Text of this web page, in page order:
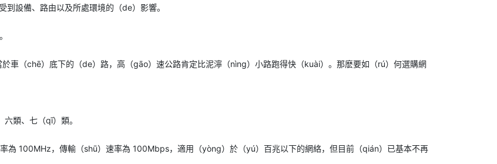
設備、路由以及所處環境的（de）影響。
於車（chē）底下的（de）路，高（gāo）速公路肯定比泥濘（nìng）小路跑得快（kuài）。那麽要如（rú）何選購網
類、七（qī）類。
為 100MHz，傳輸（shū）速率為 100Mbps，適用（yòng）於（yú）百兆以下的網絡，但目前（qián）已基本不再